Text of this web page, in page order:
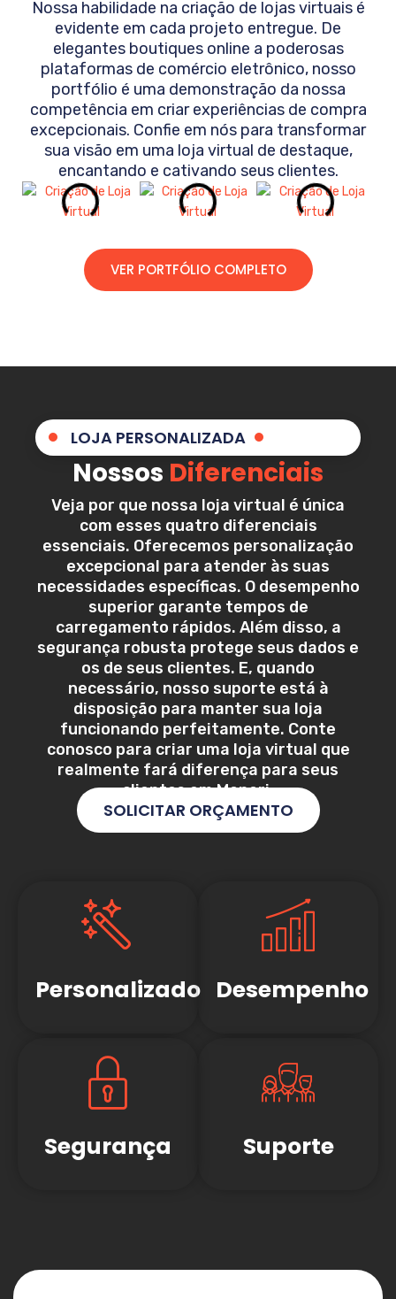
Nossa habilidade na criação de lojas virtuais é
evidente em cada projeto entregue. De
elegantes boutiques online a poderosas
plataformas de comércio eletrônico, nosso
portfólio é uma demonstração da nossa
competência em criar experiências de compra
excepcionais. Confie em nós para transformar
sua visão em uma loja virtual de destaque,
encantando e cativando seus clientes.
VER PORTFÓLIO COMPLETO
LOJA PERSONALIZADA
Nossos Diferenciais
Veja por que nossa loja virtual é única
com esses quatro diferenciais
essenciais. Oferecemos personalização
excepcional para atender às suas
necessidades específicas. O desempenho
superior garante tempos de
carregamento rápidos. Além disso, a
segurança robusta protege seus dados e
os de seus clientes. E, quando
necessário, nosso suporte está à
disposição para manter sua loja
funcionando perfeitamente. Conte
conosco para criar uma loja virtual que
realmente fará diferença para seus
clientes emManari.
SOLICITAR ORÇAMENTO
Personalizado Desempenho
Segurança Suporte